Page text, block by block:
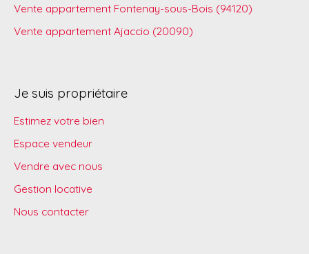
Vente appartement Fontenay-sous-Bois (94120)
Vente appartement Ajaccio (20090)
Je suis propriétaire
Estimez votre bien
Espace vendeur
Vendre avec nous
Gestion locative
Nous contacter